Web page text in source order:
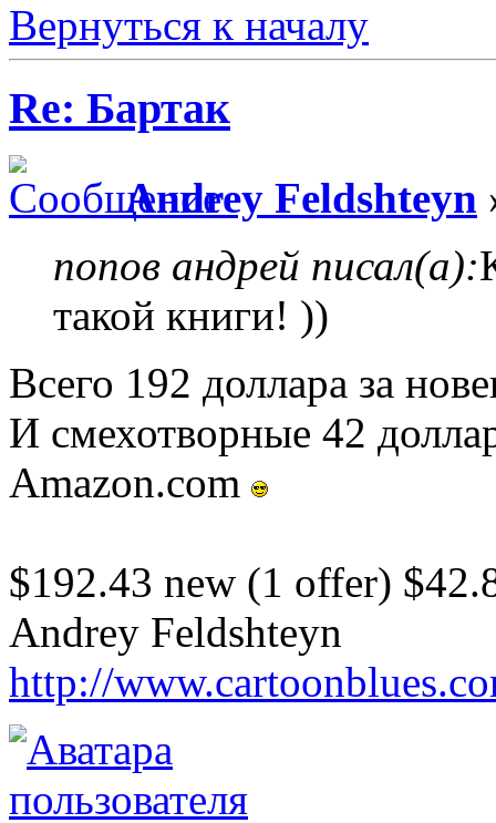
Вернуться к началу
Re: Бартак
Andrey Feldshteyn
попов андрей писал(а):
такой книги! ))
Всего 192 доллара за
И смехотворные 42
Amazon.com
$192.43 new (1 offer)
Andrey Feldshteyn
http://